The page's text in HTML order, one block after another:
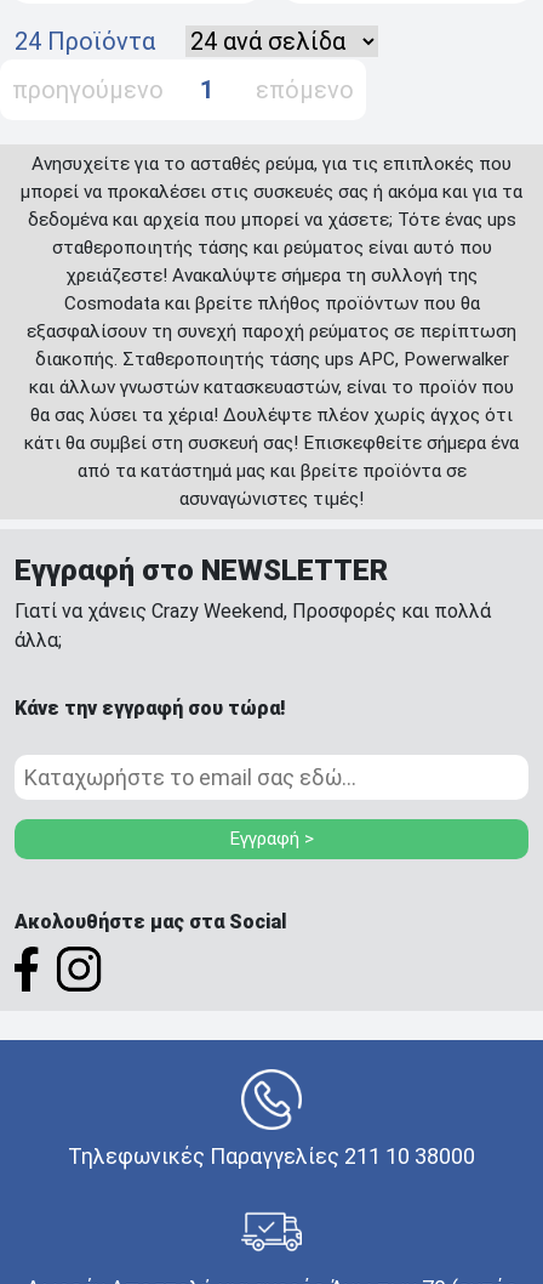
24 Προϊόντα
προηγούμενο
1 επόμενο
Ανησυχείτε για το ασταθές ρεύμα, για τις επιπλοκές που
μπορεί να προκαλέσει στις συσκευές σας ή ακόμα και για τα
δεδομένα και αρχεία που μπορεί να χάσετε; Τότε ένας ups
σταθεροποιητής τάσης και ρεύματος είναι αυτό που
χρειάζεστε! Ανακαλύψτε σήμερα τη συλλογή της
Cosmodata και βρείτε πλήθος προϊόντων που θα
εξασφαλίσουν τη συνεχή παροχή ρεύματος σε περίπτωση
διακοπής. Σταθεροποιητής τάσης ups APC, Powerwalker
και άλλων γνωστών κατασκευαστών, είναι το προϊόν που
θα σας λύσει τα χέρια! Δουλέψτε πλέον χωρίς άγχος ότι
κάτι θα συμβεί στη συσκευή σας! Επισκεφθείτε σήμερα ένα
από τα κατάστημά μας και βρείτε προϊόντα σε
ασυναγώνιστες τιμές!
Εγγραφή στο NEWSLETTER
Γιατί να χάνεις Crazy Weekend, Προσφορές και πολλά
άλλα;
Κάνε την εγγραφή σου τώρα!
Εγγραφή >
Ακολουθήστε μας στα Social
Τηλεφωνικές Παραγγελίες 211 10 38000